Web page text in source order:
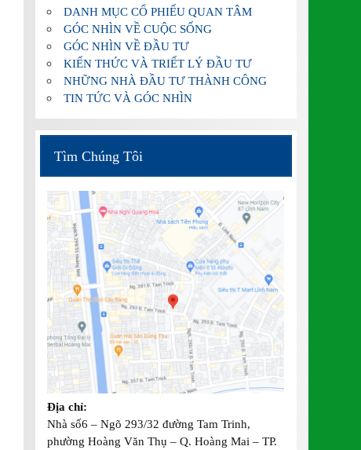
DANH MỤC CỔ PHIẾU QUAN TÂM
GÓC NHÌN VỀ CUỘC SỐNG
GÓC NHÌN VỀ ĐẦU TƯ
KIẾN THỨC VÀ TRIẾT LÝ ĐẦU TƯ
NHỮNG NHÀ ĐẦU TƯ THÀNH CÔNG
TIN TỨC VÀ GÓC NHÌN
Tìm Chúng Tôi
Địa chỉ:
Nhà số6 – Ngõ 293/32 đường Tam Trinh,
phường Hoàng Văn Thụ – Q. Hoàng Mai – TP.